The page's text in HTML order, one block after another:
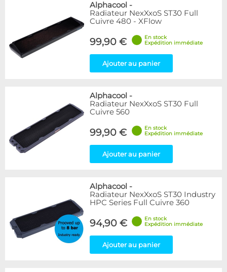
Alphacool -
Radiateur NexXxoS ST30 Full
Cuivre 480 - XFlow
99,90 €
En stock
Expédition immédiate
Ajouter au panier
Alphacool -
Radiateur NexXxoS ST30 Full
Cuivre 560
99,90 €
En stock
Expédition immédiate
Ajouter au panier
Alphacool -
Radiateur NexXxoS ST30 Industry
HPC Series Full Cuivre 360
94,90 €
En stock
Expédition immédiate
Ajouter au panier